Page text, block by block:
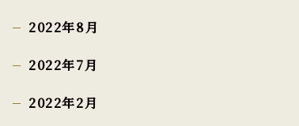
2022年8月
2022年7月
2022年2月